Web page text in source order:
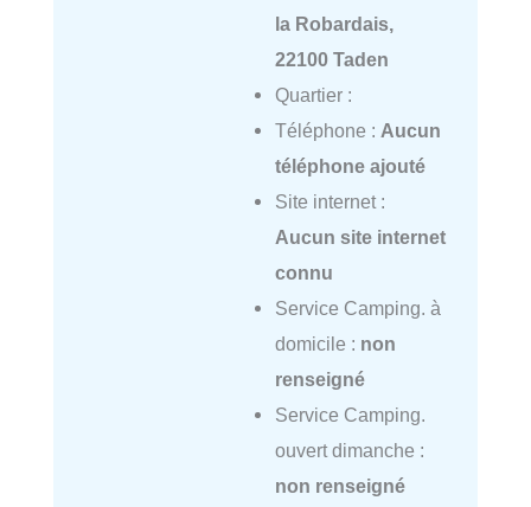
la Robardais,
22100 Taden
Quartier :
Téléphone : Aucun
téléphone ajouté
Site internet :
Aucun site internet
connu
Service Camping. à
domicile : non
renseigné
Service Camping.
ouvert dimanche :
non renseigné